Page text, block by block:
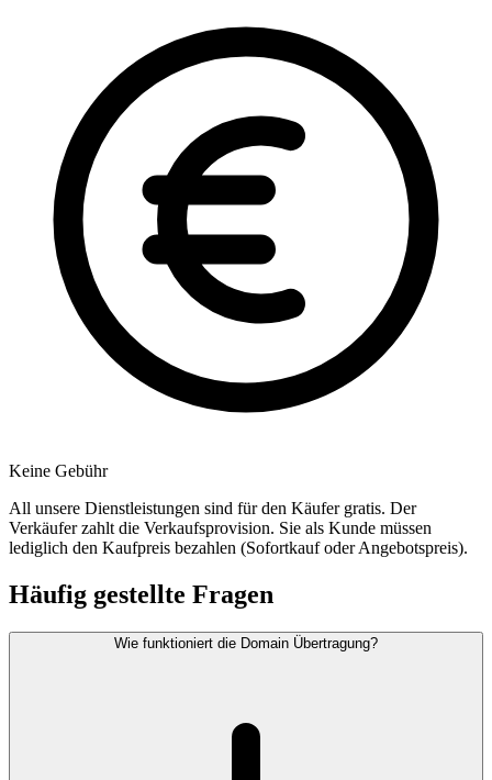
Keine Gebühr
All unsere Dienstleistungen sind für den Käufer gratis. Der
Verkäufer zahlt die Verkaufsprovision. Sie als Kunde müssen
lediglich den Kaufpreis bezahlen (Sofortkauf oder Angebotspreis).
Häufig gestellte Fragen
Wie funktioniert die Domain Übertragung?